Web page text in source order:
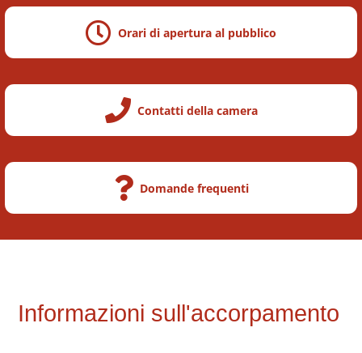
Orari di apertura al pubblico
Contatti della camera
Domande frequenti
Informazioni sull'accorpamento